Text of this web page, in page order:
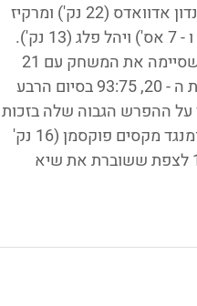
מגדל העמק קלעה גם היא בסקור גבוה, וקיבלה ערב לא רע מצמד הזרים ברנדון אדוואדס (22 נק') ומרקיז
ווריק (19 נק' ו - 5 אס') ותרומה יפה מהספסל של עידן אלבר (12 נק', 8 ריב' ו - 7 אס') ויהל פלג (13 נק').
שלשות (מ-41 ניסיונות) המשיכה להפגיז מבחוץ ולשמור על יתרון הסובב את ה - 20, 93:75 בסיום הרבע
ההפרש הגבוה שלה בזכות
ג'וש אנזיקור (33 נק' ו-15 ריב') שסיפק חצי שני אדיר וסיים כקלע המוביל. ומנגד מקסים פוקסמן (16 נק'
ו-6 ריב') רושם משחק טוב שלא ממש עזר למגדל העמק, כשבסיום 123:105 לצפת ששוברת את שיא